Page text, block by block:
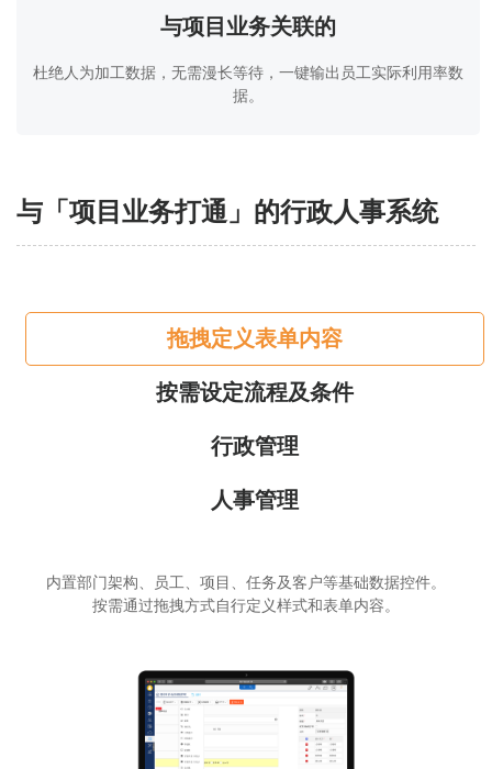
与项目业务关联的
杜绝人为加工数据，无需漫长等待，一键输出员工实际利用率数
据。
与「项目业务打通」的行政人事系统
拖拽定义表单内容
按需设定流程及条件
行政管理
人事管理
内置部门架构、员工、项目、任务及客户等基础数据控件。
按需通过拖拽方式自行定义样式和表单内容。